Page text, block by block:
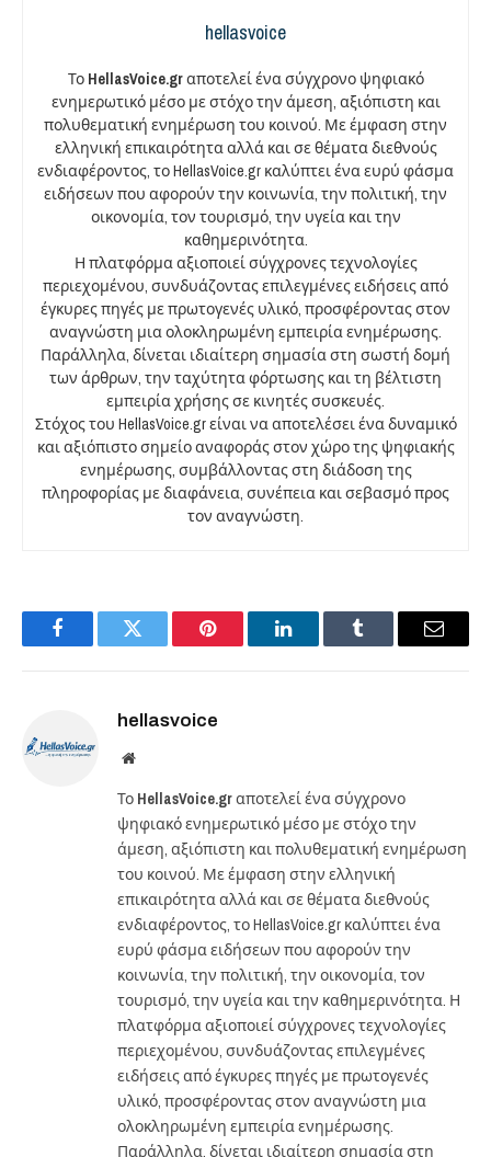
hellasvoice
Το HellasVoice.grαποτελεί ένα σύγχρονο ψηφιακό
ενημερωτικό μέσο με στόχο την άμεση, αξιόπιστη και
πολυθεματική ενημέρωση του κοινού. Με έμφαση στην
ελληνική επικαιρότητα αλλά και σε θέματα διεθνούς
ενδιαφέροντος, το HellasVoice.gr καλύπτει ένα ευρύ φάσμα
ειδήσεων που αφορούν την κοινωνία, την πολιτική, την
οικονομία, τον τουρισμό, την υγεία και την
καθημερινότητα.
Η πλατφόρμα αξιοποιεί σύγχρονες τεχνολογίες
περιεχομένου, συνδυάζοντας επιλεγμένες ειδήσεις από
έγκυρες πηγές με πρωτογενές υλικό, προσφέροντας στον
αναγνώστη μια ολοκληρωμένη εμπειρία ενημέρωσης.
Παράλληλα, δίνεται ιδιαίτερη σημασία στη σωστή δομή
των άρθρων, την ταχύτητα φόρτωσης και τη βέλτιστη
εμπειρία χρήσης σε κινητές συσκευές.
Στόχος του HellasVoice.gr είναι να αποτελέσει ένα δυναμικό
και αξιόπιστο σημείο αναφοράς στον χώρο της ψηφιακής
ενημέρωσης, συμβάλλοντας στη διάδοση της
πληροφορίας με διαφάνεια, συνέπεια και σεβασμό προς
τον αναγνώστη.
FacebookTwitter Pinterest LinkedInTumblr Email
hellasvoice
Website
Το HellasVoice.grαποτελεί ένα σύγχρονο
ψηφιακό ενημερωτικό μέσο με στόχο την
άμεση, αξιόπιστη και πολυθεματική ενημέρωση
του κοινού. Με έμφαση στην ελληνική
επικαιρότητα αλλά και σε θέματα διεθνούς
ενδιαφέροντος, το HellasVoice.gr καλύπτει ένα
ευρύ φάσμα ειδήσεων που αφορούν την
κοινωνία, την πολιτική, την οικονομία, τον
τουρισμό, την υγεία και την καθημερινότητα. Η
πλατφόρμα αξιοποιεί σύγχρονες τεχνολογίες
περιεχομένου, συνδυάζοντας επιλεγμένες
ειδήσεις από έγκυρες πηγές με πρωτογενές
υλικό, προσφέροντας στον αναγνώστη μια
ολοκληρωμένη εμπειρία ενημέρωσης.
Παράλληλα, δίνεται ιδιαίτερη σημασία στη